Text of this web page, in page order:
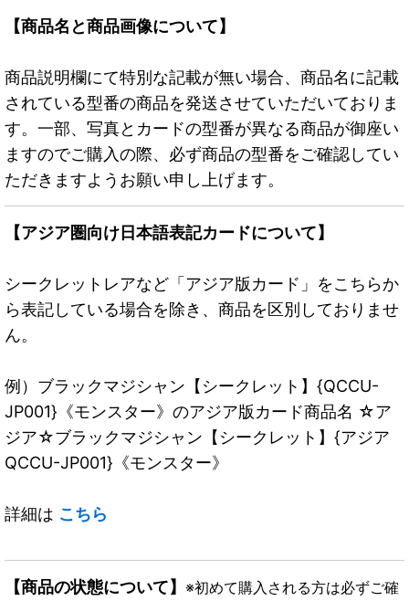
【商品名と商品画像について】
商品説明欄にて特別な記載が無い場合、商品名に記載
されている型番の商品を発送させていただいておりま
す。一部、写真とカードの型番が異なる商品が御座い
ますのでご購入の際、必ず商品の型番をご確認してい
ただきますようお願い申し上げます。
【アジア圏向け日本語表記カードについて】
シークレットレアなど「アジア版カード」をこちらか
ら表記している場合を除き、商品を区別しておりませ
ん。
例）ブラックマジシャン【シークレット】{QCCU-
JP001}《モンスター》のアジア版カード商品名 ☆ア
ジア☆ブラックマジシャン【シークレット】{アジア
QCCU-JP001}《モンスター》
詳細は こちら
【商品の状態について】 ※初めて購入される方は必ずご確